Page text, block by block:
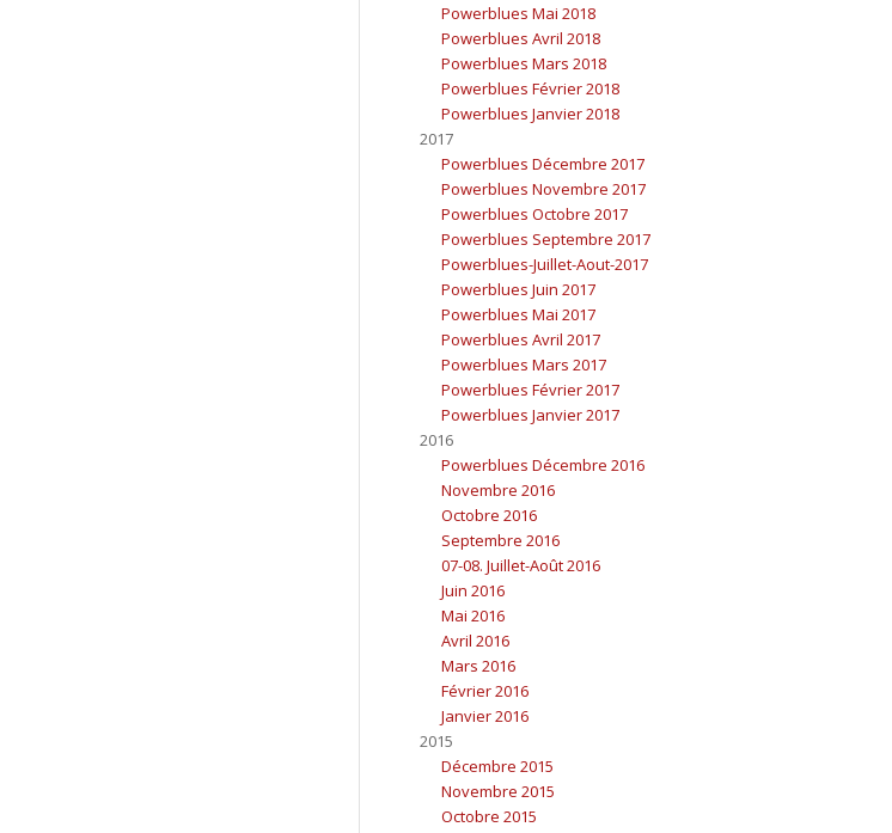
Powerblues Mai 2018
Powerblues Avril 2018
Powerblues Mars 2018
Powerblues Février 2018
Powerblues Janvier 2018
2017
Powerblues Décembre 2017
Powerblues Novembre 2017
Powerblues Octobre 2017
Powerblues Septembre 2017
Powerblues-Juillet-Aout-2017
Powerblues Juin 2017
Powerblues Mai 2017
Powerblues Avril 2017
Powerblues Mars 2017
Powerblues Février 2017
Powerblues Janvier 2017
2016
Powerblues Décembre 2016
Novembre 2016
Octobre 2016
Septembre 2016
07-08. Juillet-Août 2016
Juin 2016
Mai 2016
Avril 2016
Mars 2016
Février 2016
Janvier 2016
2015
Décembre 2015
Novembre 2015
Octobre 2015